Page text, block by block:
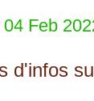
04 Feb
d'infos